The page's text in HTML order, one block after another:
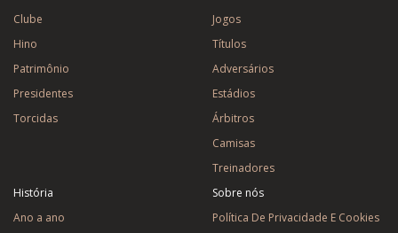
Clube
Hino
Patrimônio
Presidentes
Torcidas
Jogos
Títulos
Adversários
Estádios
Árbitros
Camisas
Treinadores
História
Ano a ano
Sobre nós
Política De Privacidade E Cookies